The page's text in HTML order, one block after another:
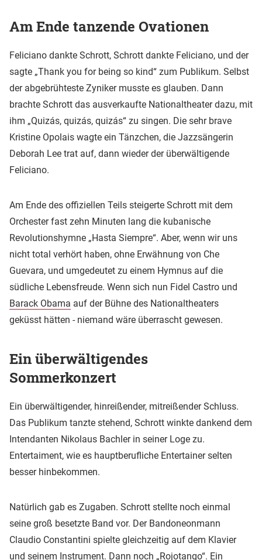
Am Ende tanzende Ovationen
Feliciano dankte Schrott, Schrott dankte Feliciano, und der
sagte „Thank you for being so kind“ zum Publikum. Selbst
der abgebrühteste Zyniker musste es glauben. Dann
brachte Schrott das ausverkaufte Nationaltheater dazu, mit
ihm „Quizás, quizás, quizás“ zu singen. Die sehr brave
Kristine Opolais wagte ein Tänzchen, die Jazzsängerin
Deborah Lee trat auf, dann wieder der überwältigende
Feliciano.
Am Ende des offiziellen Teils steigerte Schrott mit dem
Orchester fast zehn Minuten lang die kubanische
Revolutionshymne „Hasta Siempre“. Aber, wenn wir uns
nicht total verhört haben, ohne Erwähnung von Che
Guevara, und umgedeutet zu einem Hymnus auf die
südliche Lebensfreude. Wenn sich nun Fidel Castro und
Barack Obama auf der Bühne des Nationaltheaters
geküsst hätten - niemand wäre überrascht gewesen.
Ein überwältigendes
Sommerkonzert
Ein überwältigender, hinreißender, mitreißender Schluss.
Das Publikum tanzte stehend, Schrott winkte dankend dem
Intendanten Nikolaus Bachler in seiner Loge zu.
Entertaiment, wie es hauptberufliche Entertainer selten
besser hinbekommen.
Natürlich gab es Zugaben. Schrott stellte noch einmal
seine groß besetzte Band vor. Der Bandoneonmann
Claudio Constantini spielte gleichzeitig auf dem Klavier
und seinem Instrument. Dann noch „Rojotango“. Ein